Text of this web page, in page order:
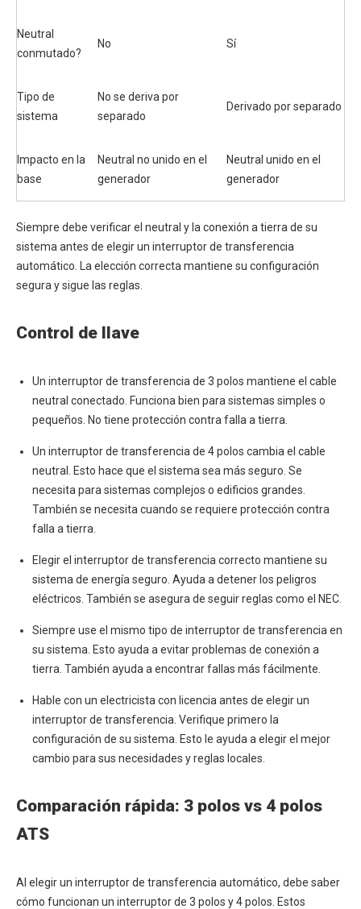
Neutral
conmutado?
No Sí
Tipo de
sistema
No se deriva por
separado
Derivado por separado
Impacto en la
base
Neutral no unido en el
generador
Neutral unido en el
generador
Siempre debe verificar el neutral y la conexión a tierra de su
sistema antes de elegir un interruptor de transferencia
automático. La elección correcta mantiene su configuración
segura y sigue las reglas.
Control de llave
Un interruptor de transferencia de 3 polos mantiene el cable
neutral conectado. Funciona bien para sistemas simples o
pequeños. No tiene protección contra falla a tierra.
Un interruptor de transferencia de 4 polos cambia el cable
neutral. Esto hace que el sistema sea más seguro. Se
necesita para sistemas complejos o edificios grandes.
También se necesita cuando se requiere protección contra
falla a tierra.
Elegir el interruptor de transferencia correcto mantiene su
sistema de energía seguro. Ayuda a detener los peligros
eléctricos. También se asegura de seguir reglas como el NEC.
Siempre use el mismo tipo de interruptor de transferencia en
su sistema. Esto ayuda a evitar problemas de conexión a
tierra. También ayuda a encontrar fallas más fácilmente.
Hable con un electricista con licencia antes de elegir un
interruptor de transferencia. Verifique primero la
configuración de su sistema. Esto le ayuda a elegir el mejor
cambio para sus necesidades y reglas locales.
Comparación rápida: 3 polos vs 4 polos
ATS
Al elegir un interruptor de transferencia automático, debe saber
cómo funcionan un interruptor de 3 polos y 4 polos. Estos